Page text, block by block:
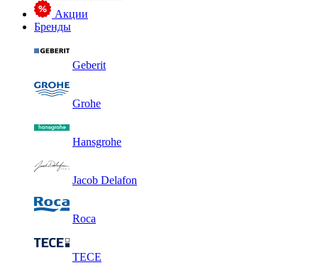
Акции
Бренды
Geberit
Grohe
Hansgrohe
Jacob Delafon
Roca
TECE